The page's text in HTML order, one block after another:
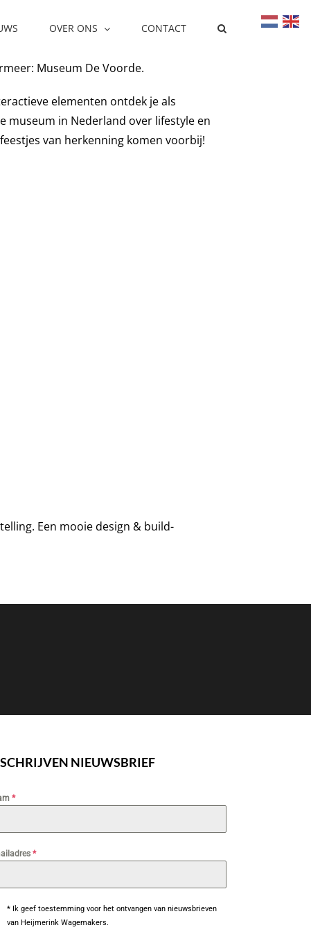
OVER ONS CONTACT
Museum De Voorde.
elementen ontdek je als
museum in Nederland over lifestyle en
van herkenning komen voorbij!
Een mooie design & build-
NIEUWSBRIEF
*
*
* Ik geef toestemming voor het ontvangen van nieuwsbrieven
van Heijmerink Wagemakers.